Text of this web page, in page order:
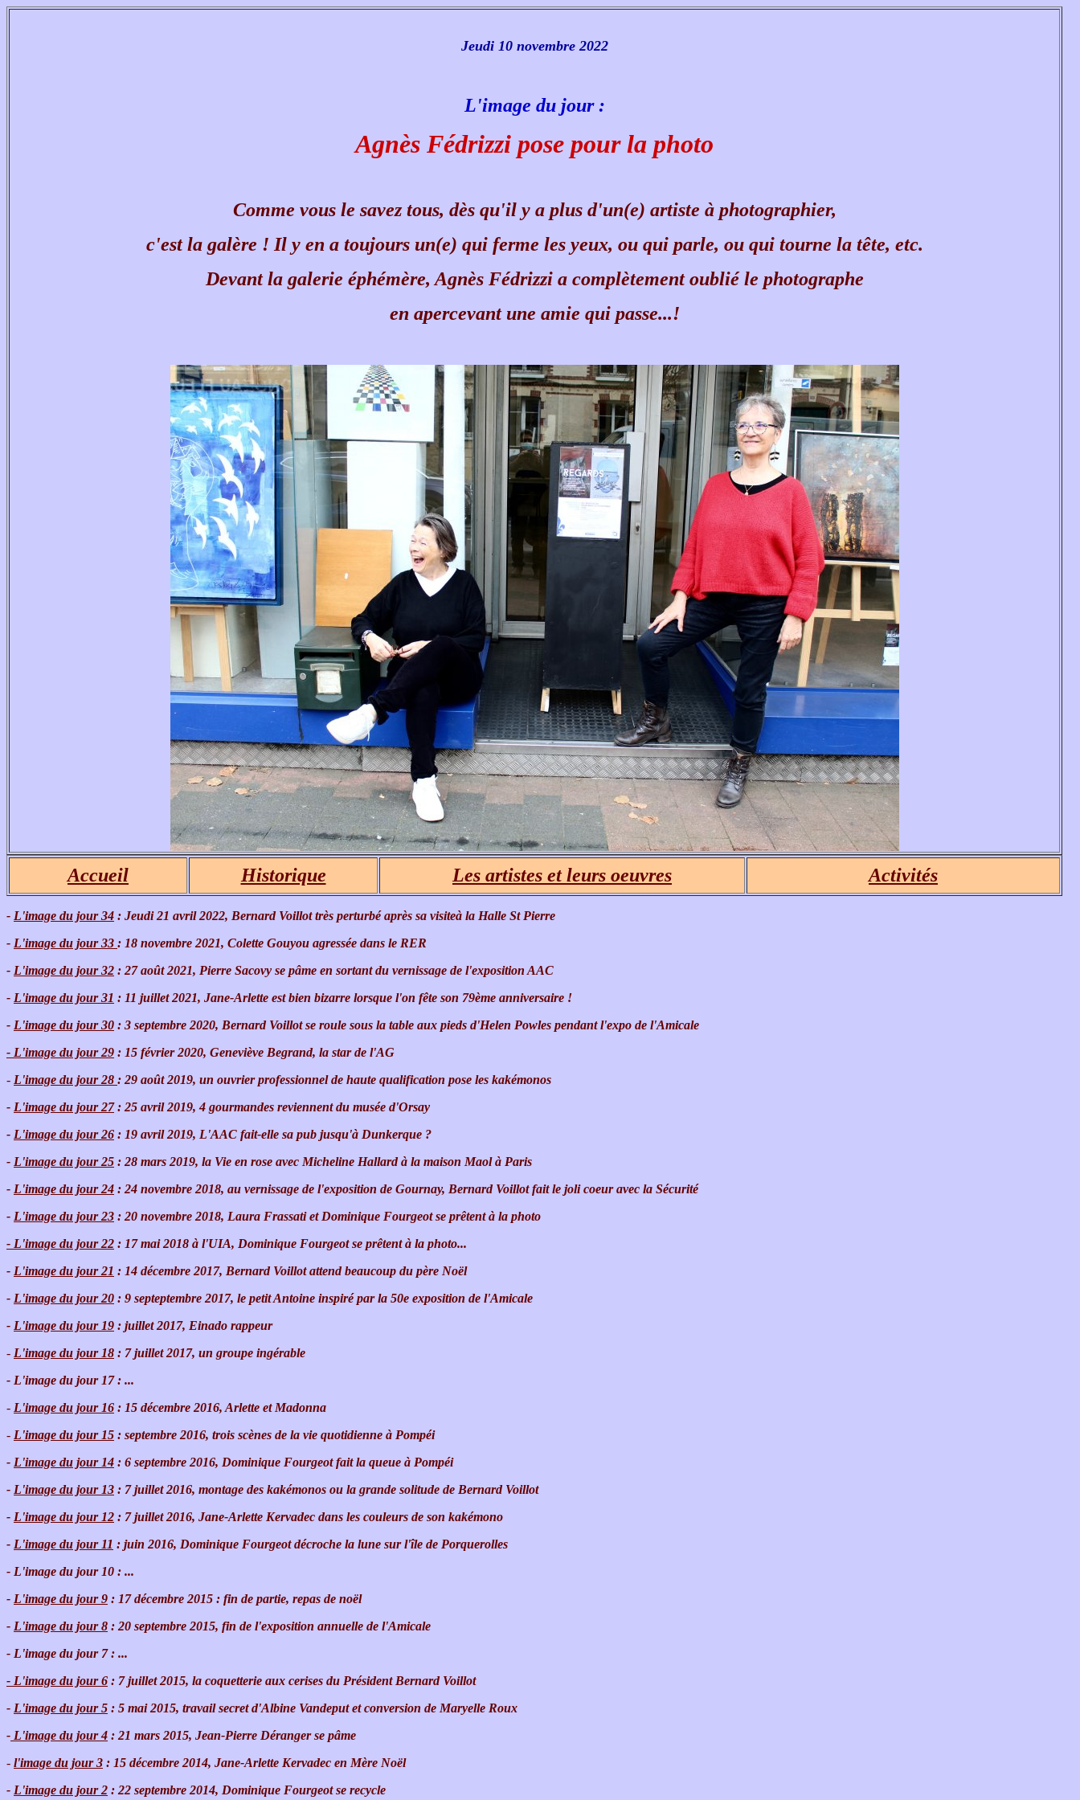
Jeudi 10 novembre 2022
L'image du jour :
Agnès Fédrizzi pose pour la photo
Comme vous le savez tous, dès qu'il y a plus d'un(e) artiste à photographier,
c'est la galère ! Il y en a toujours un(e) qui ferme les yeux, ou qui parle, ou qui tourne la tête, etc.
Devant la galerie éphémère, Agnès Fédrizzi a complètement oublié le photographe
en apercevant une amie qui passe...!
Accueil Historique Les artistes et leurs oeuvres Activités
- L'image du jour 34 : Jeudi 21 avril 2022, Bernard Voillot très perturbé après sa visiteà la Halle St Pierre
- L'image du jour 33 : 18 novembre 2021, Colette Gouyou agressée dans le RER
- L'image du jour 32 : 27 août 2021, Pierre Sacovy se pâme en sortant du vernissage de l'exposition AAC
- L'image du jour 31 : 11 juillet 2021, Jane-Arlette est bien bizarre lorsque l'on fête son 79ème anniversaire !
- L'image du jour 30 : 3 septembre 2020, Bernard Voillot se roule sous la table aux pieds d'Helen Powles pendant l'expo de l'Amicale
- L'image du jour 29 : 15 février 2020, Geneviève Begrand, la star de l'AG
- L'image du jour 28 : 29 août 2019, un ouvrier professionnel de haute qualification pose les kakémonos
- L'image du jour 27: 25 avril 2019, 4 gourmandes reviennent du musée d'Orsay
- L'image du jour 26 : 19 avril 2019, L'AAC fait-elle sa pub jusqu'à Dunkerque ?
- L'image du jour 25 : 28 mars 2019, la Vie en rose avec Micheline Hallard à la maison Maol à Paris
- L'image du jour 24 : 24 novembre 2018, au vernissage de l'exposition de Gournay, Bernard Voillot fait le joli coeur avec la Sécurité
- L'image du jour 23 : 20 novembre 2018, Laura Frassati et Dominique Fourgeot se prêtent à la photo
- L'image du jour 22 : 17 mai 2018 à l'UIA, Dominique Fourgeot se prêtent à la photo...
- L'image du jour 21 : 14 décembre 2017, Bernard Voillot attend beaucoup du père Noël
- L'image du jour 20 : 9 septeptembre 2017, le petit Antoine inspiré par la 50e exposition de l'Amicale
- L'image du jour 19 : juillet 2017, Einado rappeur
- L'image du jour 18 : 7 juillet 2017, un groupe ingérable
- L'image du jour 17 : ...
- L'image du jour 16 : 15 décembre 2016, Arlette et Madonna
- L'image du jour 15 : septembre 2016, trois scènes de la vie quotidienne à Pompéi
- L'image du jour 14 : 6 septembre 2016, Dominique Fourgeot fait la queue à Pompéi
- L'image du jour 13 : 7 juillet 2016, montage des kakémonos ou la grande solitude de Bernard Voillot
- L'image du jour 12 : 7 juillet 2016, Jane-Arlette Kervadec dans les couleurs de son kakémono
- L'image du jour 11 : juin 2016, Dominique Fourgeot décroche la lune sur l'île de Porquerolles
- L'image du jour 10 : ...
- L'image du jour 9 : 17 décembre 2015 : fin de partie, repas de noël
- L'image du jour 8 : 20 septembre 2015, fin de l'exposition annuelle de l'Amicale
- L'image du jour 7 : ...
- L'image du jour 6 : 7 juillet 2015, la coquetterie aux cerises du Président Bernard Voillot
- L'image du jour 5 : 5 mai 2015, travail secret d'Albine Vandeput et conversion de Maryelle Roux
- L'image du jour 4 : 21 mars 2015, Jean-Pierre Déranger se pâme
- l'image du jour 3 : 15 décembre 2014, Jane-Arlette Kervadec en Mère Noël
- L'image du jour 2 : 22 septembre 2014, Dominique Fourgeot se recycle